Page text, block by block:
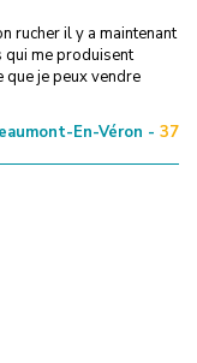
rucher il y a maintenant
qui me produisent
je peux vendre
En-Véron - 37